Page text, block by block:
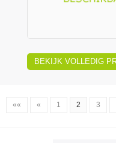
BEKIJK VOLLEDIG
«« « 1 2 3